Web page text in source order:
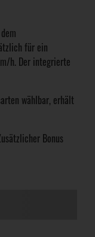
für ein
h. Der integrierte
wählbar, erhält
Bonus